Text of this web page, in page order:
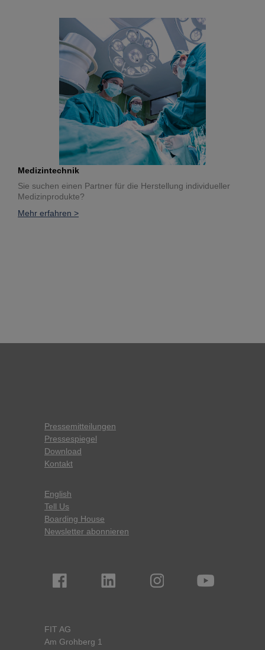
Medizintechnik
Sie suchen einen Partner für die Herstellung individueller
Medizinprodukte?
Mehr erfahren >
Pressemitteilungen
Pressespiegel
Download
Kontakt
English
Tell Us
Boarding House
Newsletter abonnieren
FIT AG
Am Grohberg 1